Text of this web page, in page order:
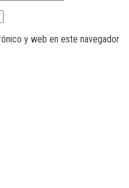
y web en este navegador